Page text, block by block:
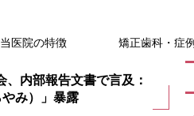
当医院の特徴 矯正歯科・症
、内部報告文書で言及：
み）」暴露